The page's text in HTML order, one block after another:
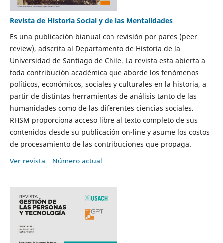
Revista de Historia Social y de las Mentalidades
Es una publicación bianual con revisión por pares (peer
review), adscrita al Departamento de Historia de la
Universidad de Santiago de Chile. La revista esta abierta a
toda contribución académica que aborde los fenómenos
políticos, económicos, sociales y culturales en la historia, a
partir de distintas herramientas de análisis tanto de las
humanidades como de las diferentes ciencias sociales.
RHSM proporciona acceso libre al texto completo de sus
contenidos desde su publicación on-line y asume los costos
de procesamiento de las contribuciones que propaga.
Ver revista
Número actual